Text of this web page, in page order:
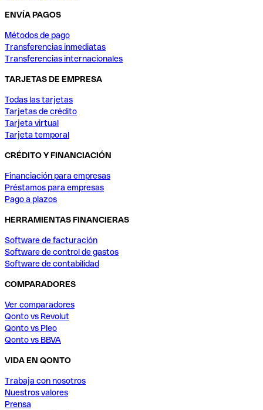
ENVÍA PAGOS
Métodos de pago
Transferencias inmediatas
Transferencias internacionales
TARJETAS DE EMPRESA
Todas las tarjetas
Tarjetas de crédito
Tarjeta virtual
Tarjeta temporal
CRÉDITO Y FINANCIACIÓN
Financiación para empresas
Préstamos para empresas
Pago a plazos
HERRAMIENTAS FINANCIERAS
Software de facturación
Software de control de gastos
Software de contabilidad
COMPARADORES
Ver comparadores
Qonto vs Revolut
Qonto vs Pleo
Qonto vs BBVA
VIDA EN QONTO
Trabaja con nosotros
Nuestros valores
Prensa